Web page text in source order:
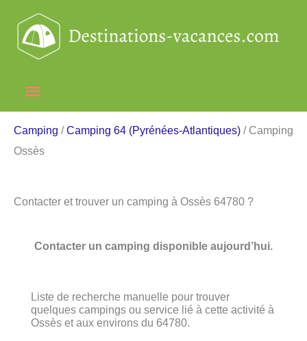
contenu
Menu
principal
Camping /Camping 64 (Pyrénées-Atlantiques) / Camping
Ossès
Contacter et trouver un camping à Ossès 64780 ?
Contacter un camping disponible aujourd’hui.
Liste de recherche manuelle pour trouver
quelques campings ou service lié à cette activité à
Ossès et aux environs du 64780.